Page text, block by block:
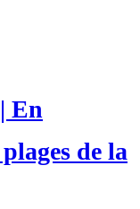
En
de la